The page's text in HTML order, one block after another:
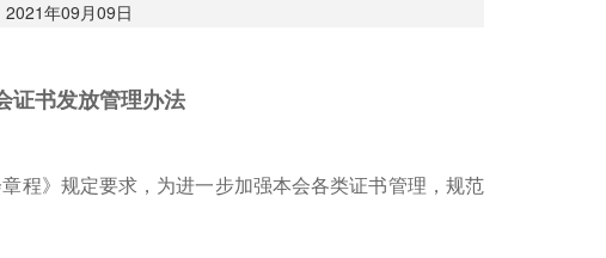
2021年09月09日
证书发放管理办法
程》规定要求，为进一步加强本会各类证书管理，规范